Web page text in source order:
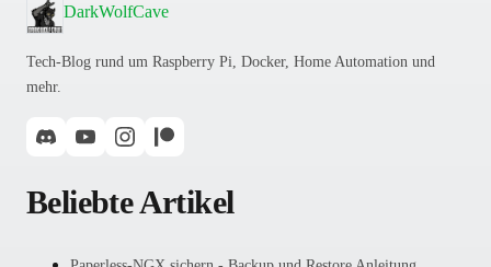
DarkWolfCave
Tech-Blog rund um Raspberry Pi, Docker, Home Automation und
mehr.
Beliebte Artikel